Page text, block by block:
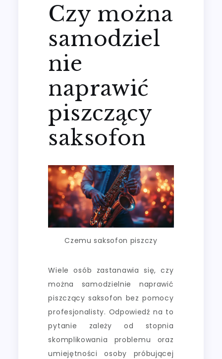
Czy można
samodziel
nie
naprawić
piszczący
saksofon
Czemu saksofon piszczy
Wiele osób zastanawia się, czy
można samodzielnie naprawić
piszczący saksofon bez pomocy
profesjonalisty. Odpowiedź na to
pytanie zależy od stopnia
skomplikowania problemu oraz
umiejętności osoby próbującej